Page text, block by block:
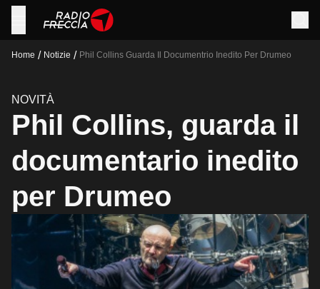
Home / Notizie / Phil Collins Guarda Il Documentrio Inedito Per Drumeo
NOVITÀ
Phil Collins, guarda il
documentario inedito
per Drumeo